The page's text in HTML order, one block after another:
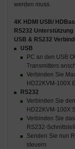
werden muss.
4K HDMI USB/
RS232 Unterstützung
USB & RS232
USB
PC an den USB
Transmitters
Verbinden Sie
HD22KVM-100X
RS232
Verbinden Sie
HD22KVM-100X
Verbinden Sie
RS232-
Senden Sie nun
steuern